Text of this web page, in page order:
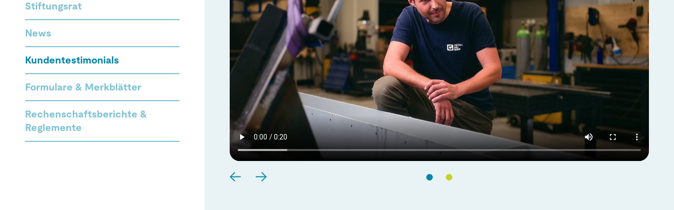
Stiftungsrat
News
Kundentestimonials
Formulare & Merkblätter
Rechenschaftsberichte &
Reglemente